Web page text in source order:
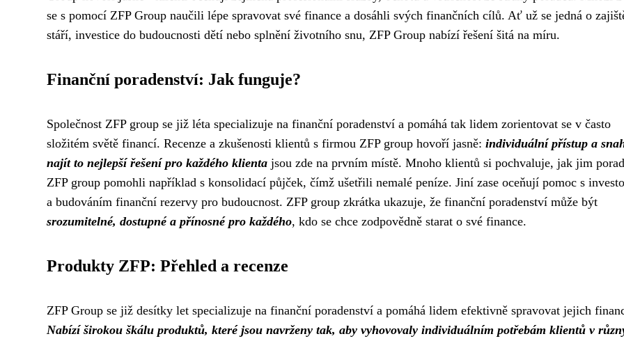
se s pomocí ZFP Group naučili lépe spravovat své finance a dosáhli svých finančních cílů. Ať už se jedná o
stáří, investice do budoucnosti dětí nebo splnění životního snu, ZFP Group nabízí řešení šitá na míru.
Finanční poradenství: Jak funguje?
Společnost ZFP group se již léta specializuje na finanční poradenství a pomáhá tak lidem zorientovat se v často
složitém světě financí. Recenze a zkušenosti klientů s firmou ZFP group hovoří jasně: individuální přístup a
najít to nejlepší řešení pro každého klienta jsou zde na prvním místě. Mnoho klientů si pochvaluje, jak jim
ZFP group pomohli například s konsolidací půjček, čímž ušetřili nemalé peníze. Jiní zase oceňují pomoc s
a budováním finanční rezervy pro budoucnost. ZFP group zkrátka ukazuje, že finanční poradenství může být
srozumitelné, dostupné a přínosné pro každého, kdo se chce zodpovědně starat o své finance.
Produkty ZFP: Přehled a recenze
ZFP Group se již desítky let specializuje na finanční poradenství a pomáhá lidem efektivně spravovat jejich
Nabízí širokou škálu produktů, které jsou navrženy tak, aby vyhovovaly individuálním potřebám klientů v